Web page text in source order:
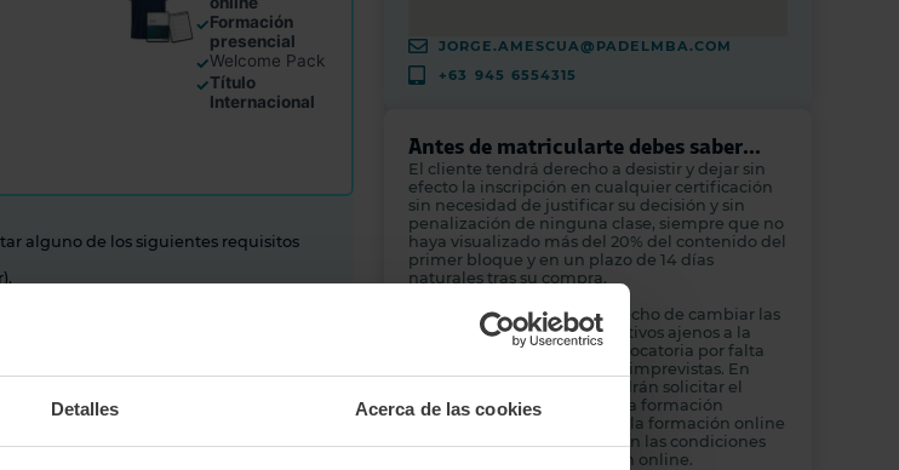
Detalles Acerca de las cookies
✓Formación
presencial
✓Welcome Pack
✓Título
Internacional
alguno de los siguientes requisitos
JORGE.AMESCUA@PADELMBA.COM
+63 945 6554315
Antes de matricularte debes saber...
El cliente tendrá derecho a desistir y dejar sin
efecto la inscripción en cualquier certificación
sin necesidad de justificar su decisión y sin
penalización de ninguna clase, siempre que no
haya visualizado más del 20% del contenido del
primer bloque y en un plazo de 14 días
naturales tras su compra.
Padelmba se reserva el derecho de cambiar las
fechas de sus cursos por motivos ajenos a la
empresa, cancelar una convocatoria por falta
de alumnos u otras razones imprevistas. En
estos casos, los alumnos podrán solicitar el
reembolso únicamente de la formación
presencial. El reembolso de la formación online
solo se aplicará si se cumplen las condiciones
de la garantía de devolución online.